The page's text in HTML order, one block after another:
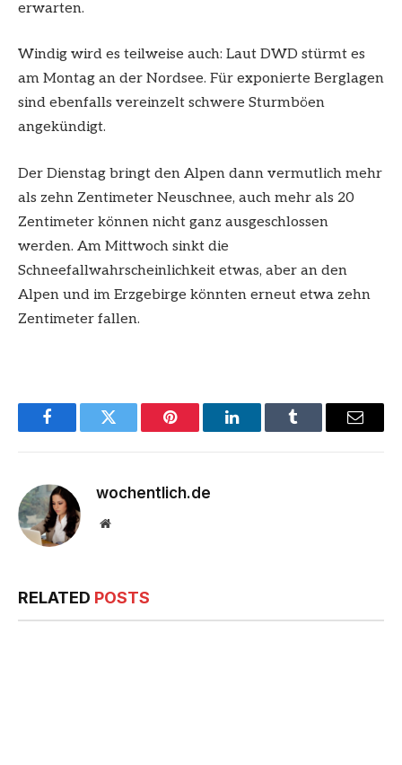
erwarten.
Windig wird es teilweise auch: Laut DWD stürmt es
am Montag an der Nordsee. Für exponierte Berglagen
sind ebenfalls vereinzelt schwere Sturmböen
angekündigt.
Der Dienstag bringt den Alpen dann vermutlich mehr
als zehn Zentimeter Neuschnee, auch mehr als 20
Zentimeter können nicht ganz ausgeschlossen
werden. Am Mittwoch sinkt die
Schneefallwahrscheinlichkeit etwas, aber an den
Alpen und im Erzgebirge könnten erneut etwa zehn
Zentimeter fallen.
FacebookTwitter Pinterest LinkedInTumblr Email
wochentlich.de
Website
RELATED POSTS